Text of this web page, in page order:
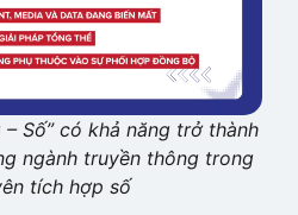
– Số” có khả năng trở thành
ngành truyền thông trong
tích hợp số